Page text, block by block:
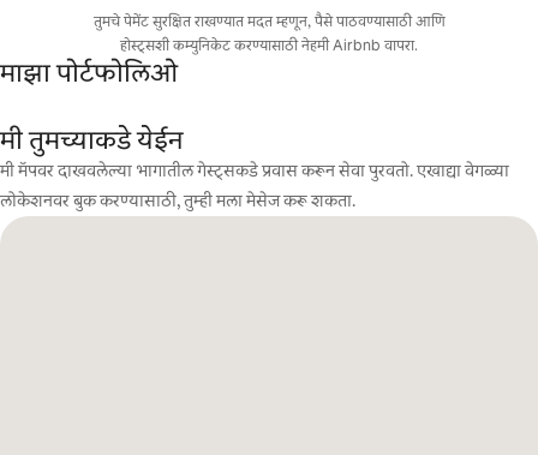
तुमचे पेमेंट सुरक्षित राखण्यात मदत म्हणून, पैसे पाठवण्यासाठी आणि
होस्ट्सशी कम्युनिकेट करण्यासाठी नेहमी Airbnb वापरा.
माझा पोर्टफोलिओ
मी तुमच्याकडे येईन
मी मॅपवर दाखवलेल्या भागातील गेस्ट्सकडे प्रवास करून सेवा पुरवतो. एखाद्या वेगळ्या
लोकेशनवर बुक करण्यासाठी, तुम्ही मला मेसेज करू शकता.